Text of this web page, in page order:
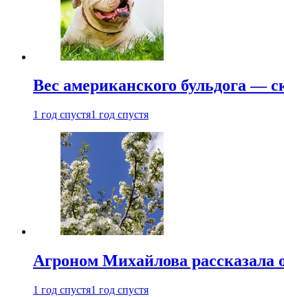
Вес американского бульдога —
1 год спустя1 год спустя
Агроном Михайлова рассказала
1 год спустя1 год спустя